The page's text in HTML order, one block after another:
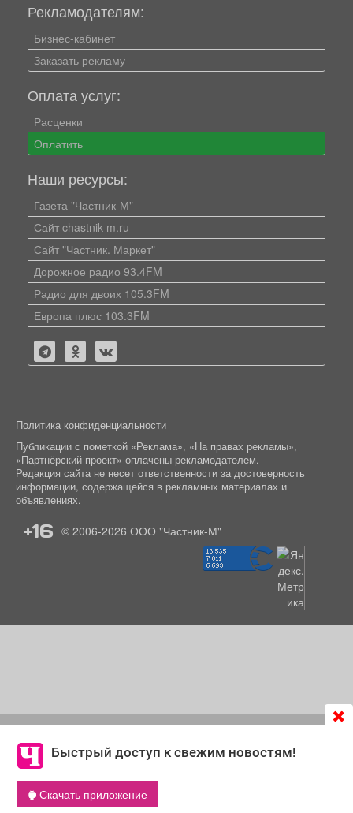
Быстрый доступ к свежим новостям!
Скачать приложение
согласие на обработку файлов cookie, которые
обеспечивают корректную работу сайта и сбора
информации для улучшения качества сервисов.
Что такое cookie
Рекламодателям:
Бизнес-кабинет
Заказать рекламу
Оплата услуг:
Расценки
Оплатить
Наши ресурсы:
Газета "Частник-М"
Сайт chastnik-m.ru
Сайт "Частник. Маркет"
Дорожное радио 93.4FM
Радио для двоих 105.3FM
Европа плюс 103.3FM
Политика конфиденциальности
Публикации с пометкой «Реклама», «На правах рекламы»,
«Партнёрский проект» оплачены рекламодателем.
Редакция сайта не несет ответственности за достоверность
информации, содержащейся в рекламных материалах и
объявлениях.
+16 © 2006-2026 ООО "Частник-М"